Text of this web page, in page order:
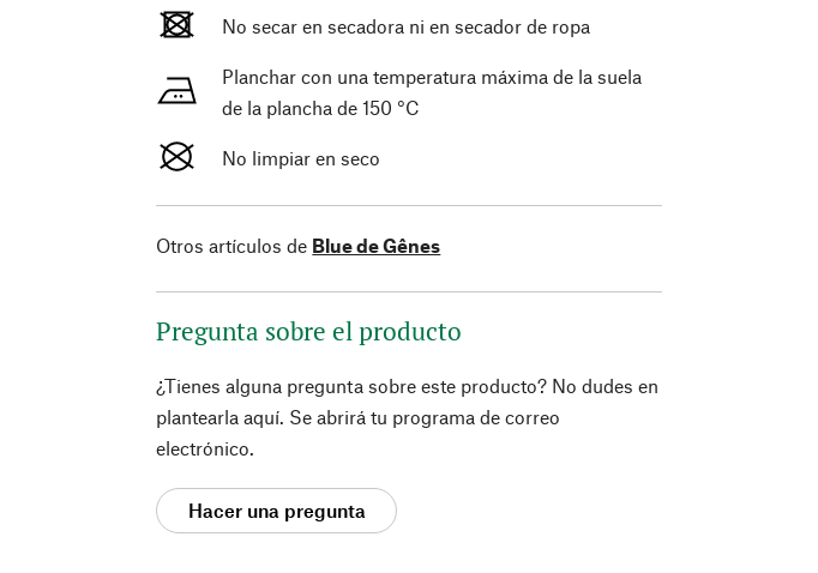
No secar en secadora ni en secador de ropa
Planchar con una temperatura máxima de la suela
de la plancha de 150 °C
No limpiar en seco
Otros artículos de Blue de Gênes
Pregunta sobre el producto
¿Tienes alguna pregunta sobre este producto? No dudes en
plantearla aquí. Se abrirá tu programa de correo
electrónico.
Hacer una pregunta